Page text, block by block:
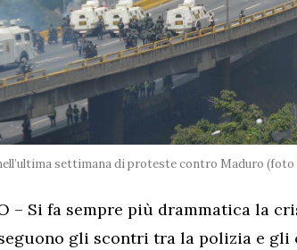
settimana di proteste contro Maduro (foto
– Si fa sempre più drammatica la
gli scontri tra la polizia e gli